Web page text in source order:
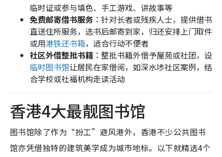
临时证或参与填色、手工游戏、讲故事等
免费邮寄借书服务︰ 针对长者或残疾人士，提供借书
直送住所服务，选书后邮寄到家，归还安排上门取件
或用港铁还书箱，适合行动不便者
社区外借整批书籍︰ 整批书籍外借予屋苑或社团，设
临时图书馆让居民在家借阅，如深水埗社区案例，结
合学校或社福机构走读活动
香港4大最靓图书馆
图书馆除了作为“扮工”避风港外，香港不少公共图书
馆亦凭借独特的建筑美学成为城市地标。以下就精选4个